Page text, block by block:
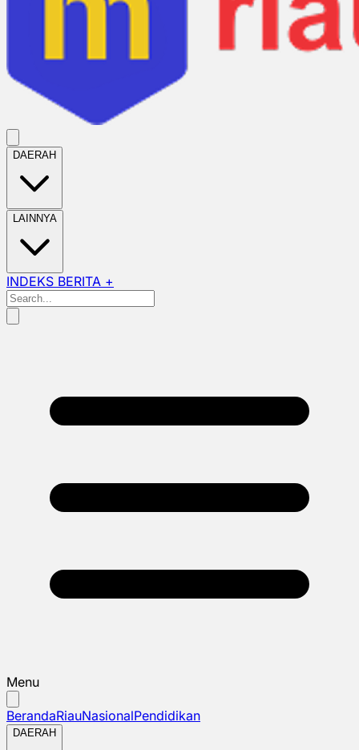
DAERAH
LAINNYA
INDEKS BERITA +
Menu
BerandaRiauNasionalPendidikan
DAERAH